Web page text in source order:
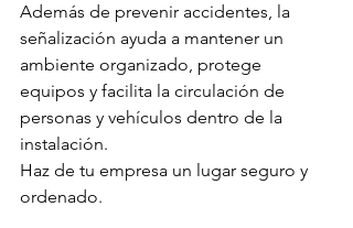
Además de prevenir accidentes, la
señalización ayuda a mantener un
ambiente organizado, protege
equipos y facilita la circulación de
personas y vehículos dentro de la
instalación.
Haz de tu empresa un lugar seguro y
ordenado.